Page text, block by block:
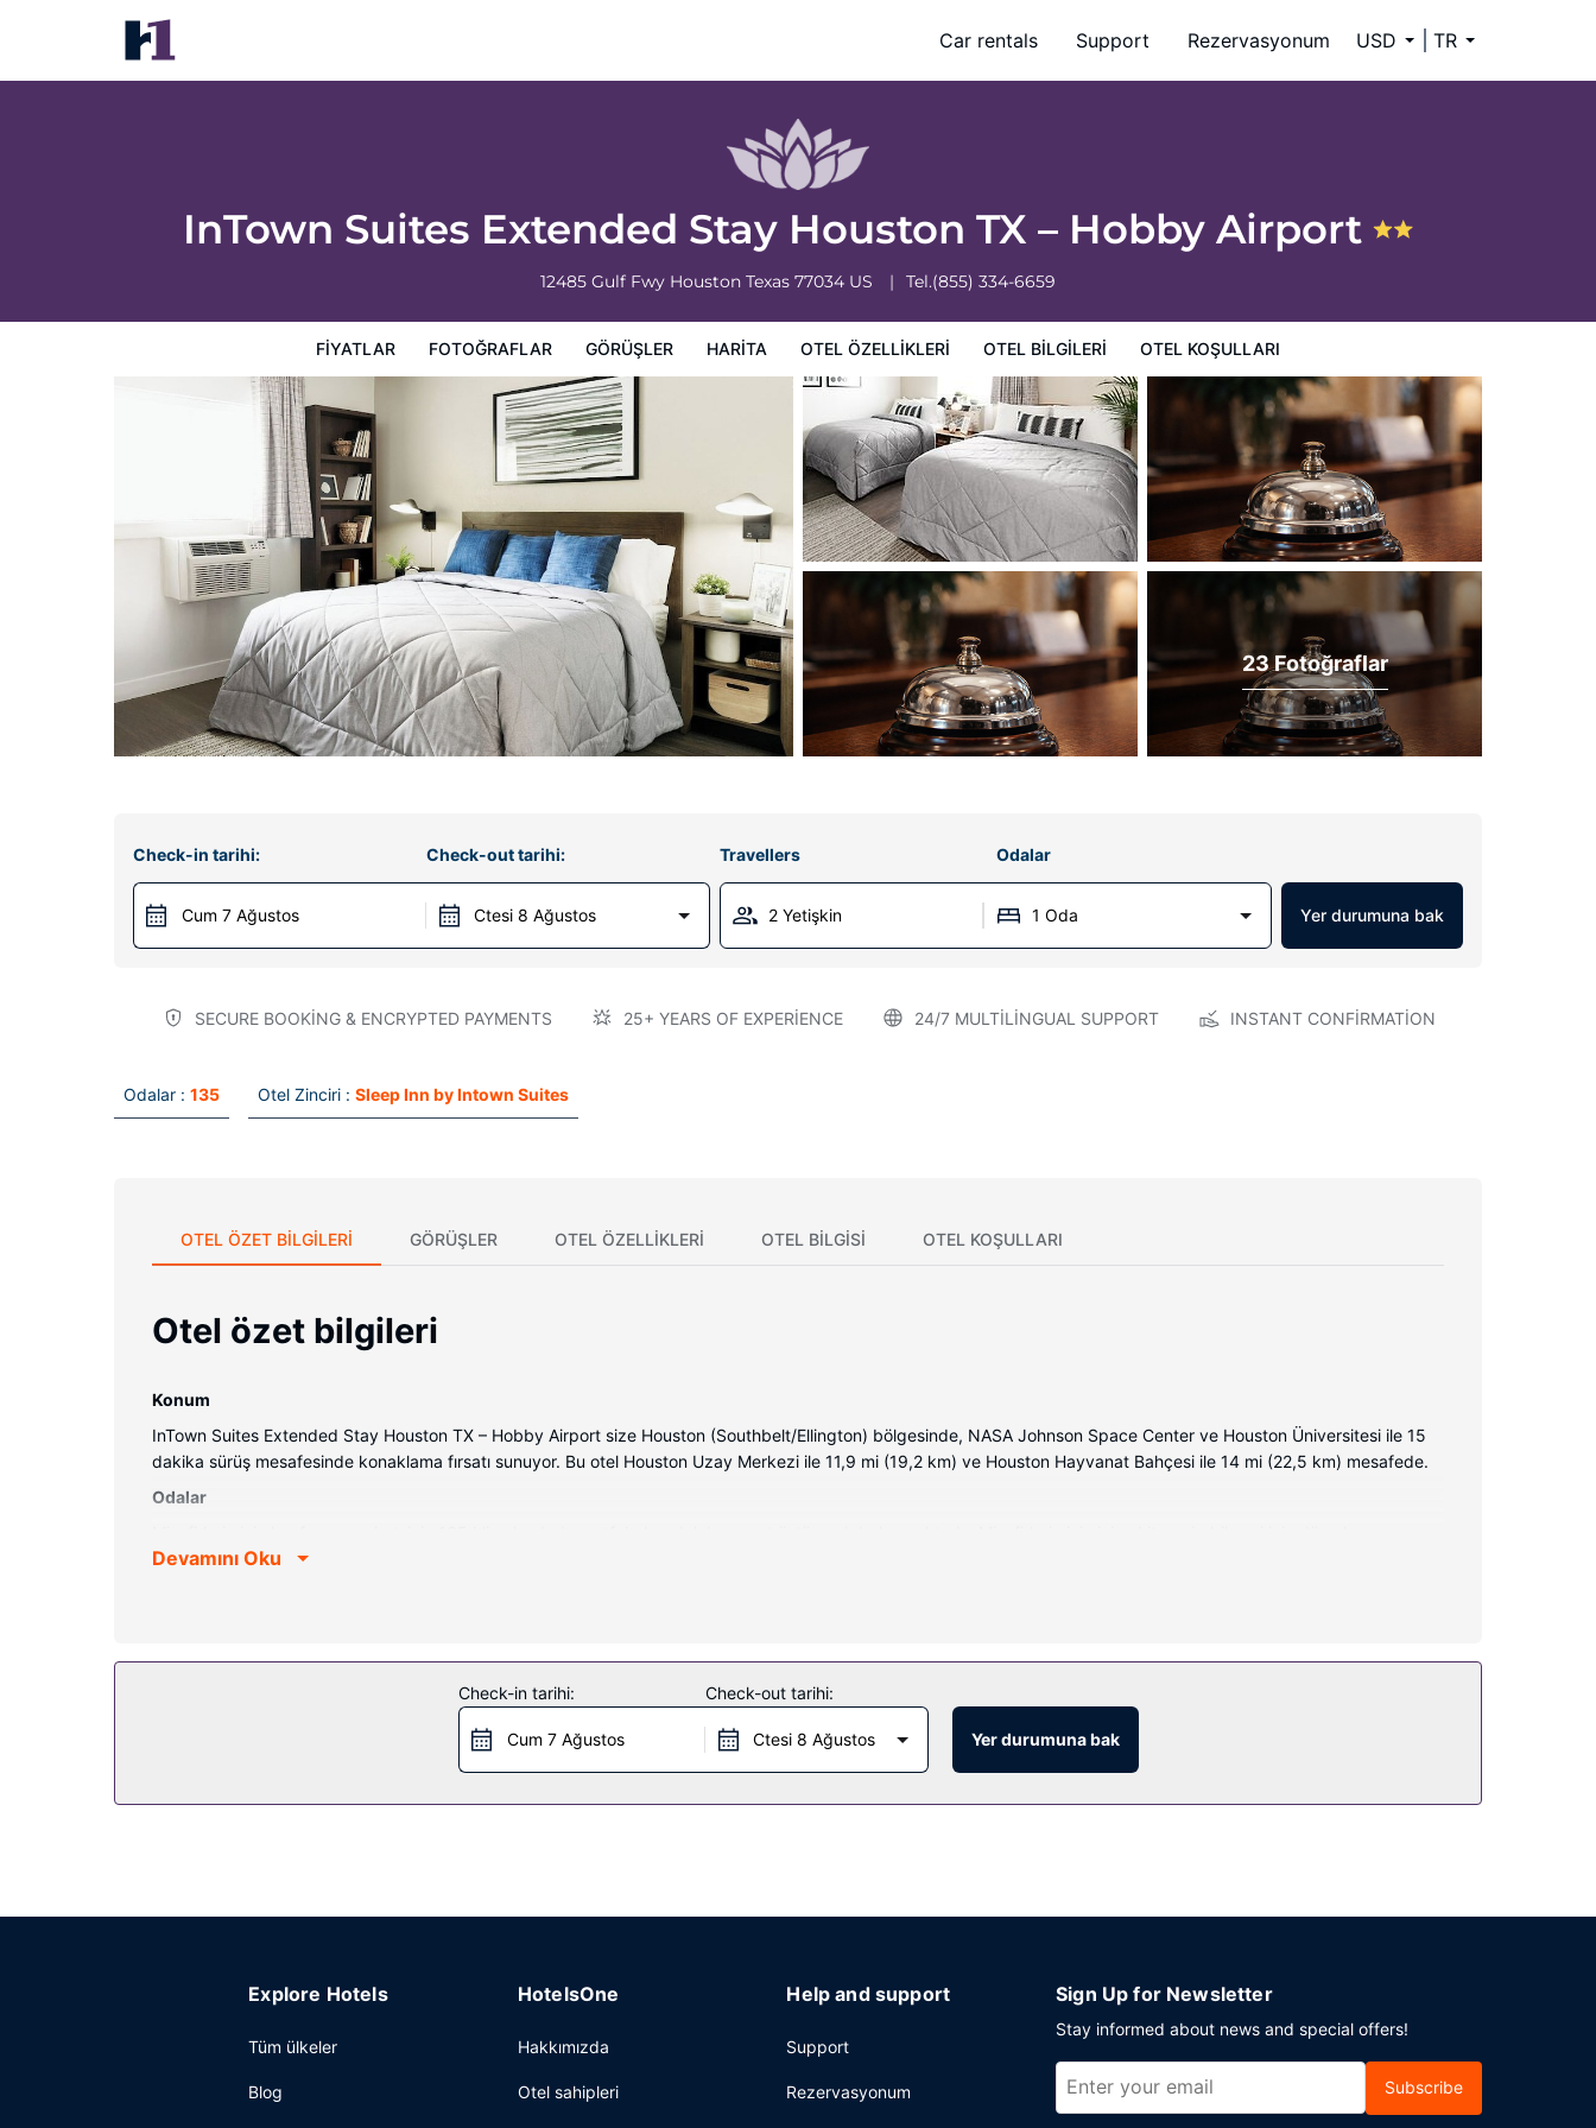
Car rentals Support Rezervasyonum USD TR
InTown Suites Extended Stay Houston TX – Hobby Airport
12485 Gulf Fwy Houston Texas 77034 US Tel.(855) 334-6659
FIYATLAR FOTOĞRAFLAR GÖRÜŞLER HARITA OTEL ÖZELLIKLERI OTEL BILGILERI OTEL KOŞULLARI
InTown Suites Extended Stay Houston TX – Hobby Airport
Fiyatlar
23 Fotoğraflar
Check-in tarihi:
Cum 7 Ağustos
Check-out tarihi:
Ctesi 8 Ağustos
Travellers Odalar
2 Yetişkin 1 Oda Yer durumuna bak
SECURE BOOKING & ENCRYPTED PAYMENTS 25+ YEARS OF EXPERIENCE 24/7 MULTILINGUAL SUPPORT INSTANT CONFIRMATION
Odalar : 135 Otel Zinciri : Sleep Inn by Intown Suites
OTEL ÖZET BILGILERI GÖRÜŞLER OTEL ÖZELLIKLERI OTEL BILGISI OTEL KOŞULLARI
Otel özet bilgileri
Konum
InTown Suites Extended Stay Houston TX – Hobby Airport size Houston (Southbelt/Ellington) bölgesinde, NASA Johnson Space Center ve Houston Üniversitesi ile 15
dakika sürüş mesafesinde konaklama fırsatı sunuyor. Bu otel Houston Uzay Merkezi ile 11,9 mi (19,2 km) ve Houston Hayvanat Bahçesi ile 14 mi (22,5 km) mesafede.
Odalar
televizyon, uydu kanalları ve ücretsiz kablosuz internet vardır. Misafirlerimize masa, mikrodalga fırın ve telefon ile ücretsiz şehir içi telefon görüşmesi imkânlar ve
Misafirler için çamaşırhane, asansör ve Otomatik satış makinesi mevcuttur. Ücretsiz otopark vardır.
Devamını Oku
Check-in tarihi:
Cum 7 Ağustos
Check-out tarihi:
Ctesi 8 Ağustos Yer durumuna bak
Explore Hotels
Tüm ülkeler
Blog
HotelsOne
Hakkımızda
Otel sahipleri
Help and support
Support
Rezervasyonum
Sign Up for Newsletter
Stay informed about news and special offers!
Subscribe